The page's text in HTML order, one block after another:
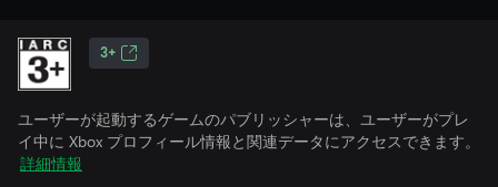
3+
ユーザーが起動するゲームのパブリッシャーは、ユーザーがプレ
イ中に Xbox プロフィール情報と関連データにアクセスできます。
詳細情報